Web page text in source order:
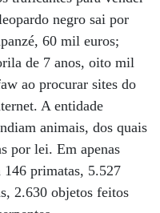
negro sai por
60 mil euros;
de 7 anos, oito mil
ao procurar sites do
A entidade
animais, dos quais
por lei. Em apenas
146 primatas, 5.527
2.630 objetos feitos